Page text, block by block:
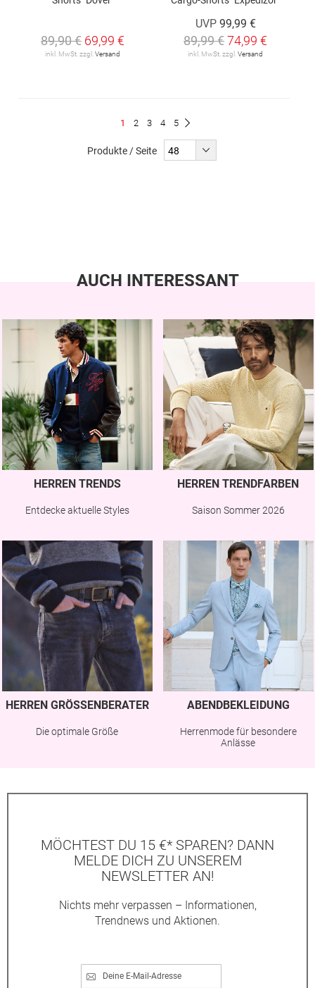
89,90 € 69,99 €
inkl. MwSt. zzgl. Versand
UVP 99,99 €
89,99 €74,99 €
inkl. MwSt. zzgl. Versand
Du
1 Seite
2 Seite
3 Seite
4 Seite
5
Produkte / Seite
AUCH INTERESSANT
HERREN TRENDS
Entdecke aktuelle Styles
HERREN TRENDFARBEN
Saison Sommer 2026
HERREN GRÖSSENBERATER
Die optimale Größe
ABENDBEKLEIDUNG
Herrenmode für besondere
Anlässe
MÖCHTEST DU 15 €* SPAREN? DANN
MELDE DICH ZU UNSEREM
NEWSLETTER AN!
Nichts mehr verpassen – Informationen,
Trendnews und Aktionen.